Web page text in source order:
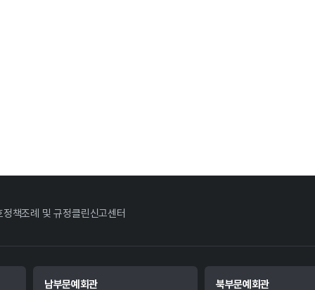
정책조례 및 규정클린신고센터
남부문예회관 북부문예회관